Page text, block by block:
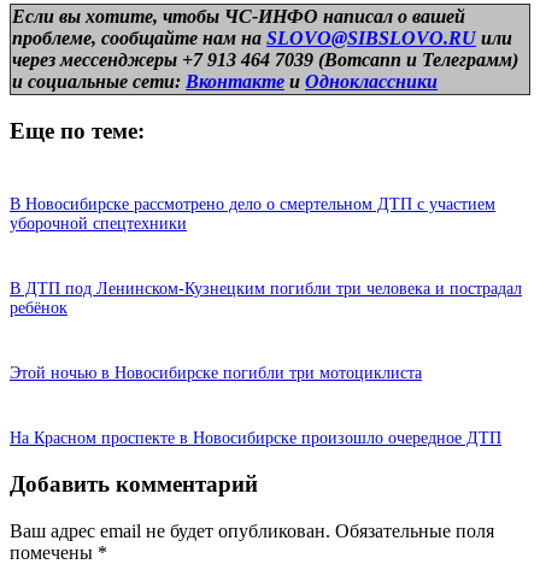
Если вы хотите, чтобы ЧС-ИНФО написал о вашей
проблеме, сообщайте нам на SLOVO@SIBSLOVO.RU или
через мессенджеры +7 913 464 7039 (Вотсапп и Телеграмм)
и социальные сети: Вконтакте и Одноклассники
Еще по теме:
В Новосибирске рассмотрено дело о смертельном ДТП с участием
уборочной спецтехники
В ДТП под Ленинском-Кузнецким погибли три человека и пострадал
ребёнок
Этой ночью в Новосибирске погибли три мотоциклиста
На Красном проспекте в Новосибирске произошло очередное ДТП
Добавить комментарий
Ваш адрес email не будет опубликован. Обязательные поля
помечены *